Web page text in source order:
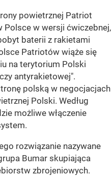
powietrznej Patriot
Polsce w wersji ćwiczebnej,
baterii z rakietami
Patriotów wiąże się
na terytorium Polski
antyrakietowej".
polską w negocjacjach
Polski. Według
możliwe włączenie
rozwiązanie nazywane
Bumar skupiająca
zbrojeniowych.